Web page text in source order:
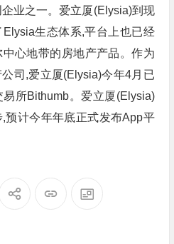
业之一。爱立厦(Elysia)到现
生态体系,平台上也已经
中心地带的房地产产品。作为
司,爱立厦(Elysia)今年4月已
所Bithumb。爱立厦(Elysia)
预计今年年底正式发布App平